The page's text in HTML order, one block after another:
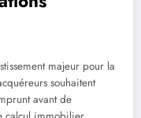
majeur pour la
souhaitent
avant de